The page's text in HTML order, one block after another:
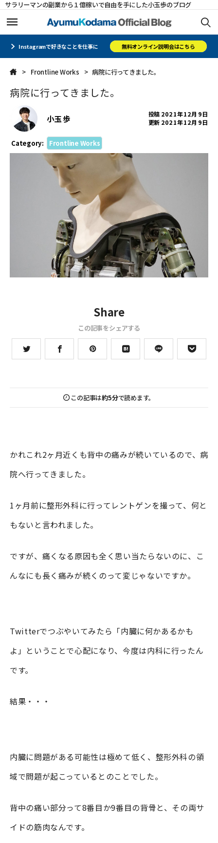
サラリーマンの副業から１億稼いで自由を手にした小玉歩のブログ
ホーム
メルマガ
コミュニティ
オフィシャルサイト
会社概要
CLOSE
ホーム
メルマガ
コミュニティ
オフィシャルサイト
会社概要
CLOSE
Instagramで好きなことを仕事に 無料オンライン説明会はこちら
Frontline Works 病院に行ってきました。
病院に行ってきました。
小玉 歩 投稿 2021年12月9日
更新 2021年12月9日
Category: Frontline Works
Share
この記事をシェアする
この記事は約5分で読めます。
かれこれ2ヶ月近くも背中の痛みが続いているので、病
院へ行ってきました。
1ヶ月前に整形外科に行ってレントゲンを撮って、何と
もないと言われました。
ですが、痛くなる原因も全く思い当たらないのに、こ
んなにも長く痛みが続くのって変じゃないですか。
Twitterでつぶやいてみたら「内臓に何かあるかも
よ」ということで心配になり、今度は内科に行ったん
です。
結果・・・
内臓に問題がある可能性は極めて低く、整形外科の領
域で問題が起こっているとのことでした。
背中の痛い部分って8番目か9番目の背骨と、その両サ
イドの筋肉なんです。